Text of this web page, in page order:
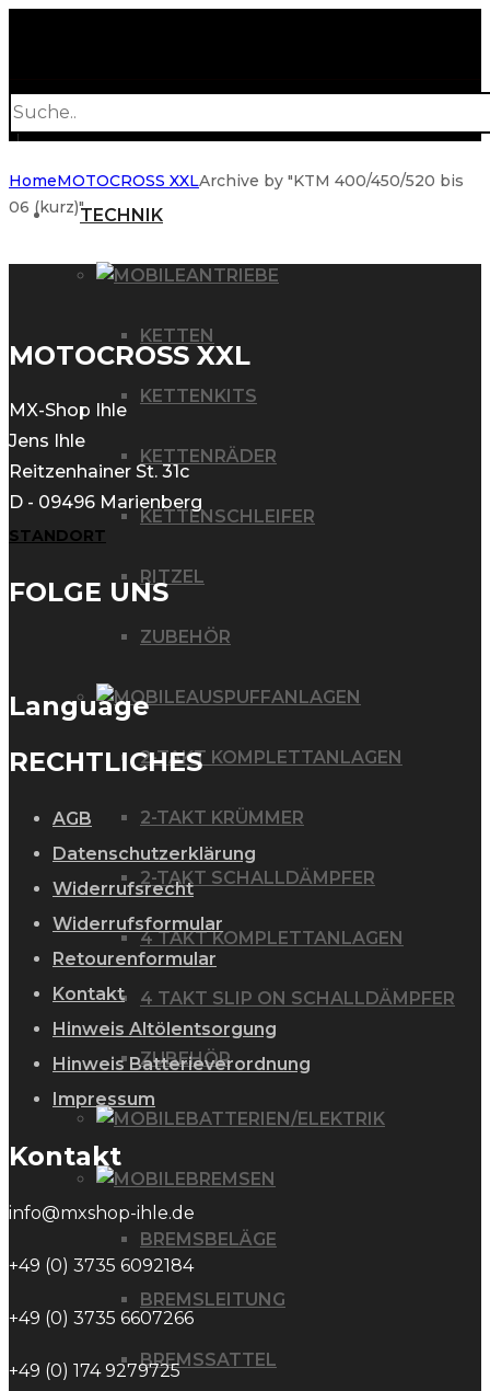
search
TECHNIK
ANTRIEBE
KETTEN
KETTENKITS
KETTENRÄDER
KETTENSCHLEIFER
RITZEL
ZUBEHÖR
AUSPUFFANLAGEN
2-TAKT KOMPLETTANLAGEN
2-TAKT KRÜMMER
2-TAKT SCHALLDÄMPFER
4 TAKT KOMPLETTANLAGEN
4 TAKT SLIP ON SCHALLDÄMPFER
ZUBEHÖR
BATTERIEN/ELEKTRIK
BREMSEN
BREMSBELÄGE
BREMSLEITUNG
BREMSSATTEL
HomeMOTOCROSS XXLArchive by "KTM 400/450/520 bis
06 (kurz)"
MOTOCROSS XXL
MX-Shop Ihle
Jens Ihle
Reitzenhainer St. 31c
D - 09496 Marienberg
STANDORT
FOLGE UNS
Language
RECHTLICHES
AGB
Datenschutzerklärung
Widerrufsrecht
Widerrufsformular
Retourenformular
Kontakt
Hinweis Altölentsorgung
Hinweis Batterieverordnung
Impressum
Kontakt
info@mxshop-ihle.de
+49 (0) 3735 6092184
+49 (0) 3735 6607266
+49 (0) 174 9279725